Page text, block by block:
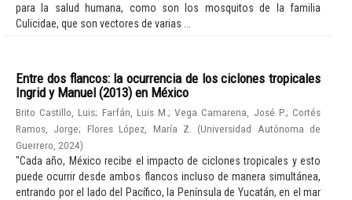
para la salud humana, como son los mosquitos de la familia
Culicidae, que son vectores de varias ...
Entre dos flancos: la ocurrencia de los ciclones tropicales
Ingrid y Manuel (2013) en México
Brito Castillo, Luis; Farfán, Luis M.;Vega Camarena, José P.;Cortés
Ramos, Jorge; Flores López, María Z. (Universidad Autónoma de
Guerrero 2024)
"Cada año, México recibe el impacto de ciclones tropicales y esto
puede ocurrir desde ambos flancos incluso de manera simultánea,
entrando por el lado del Pacífico, la Península de Yucatán, en el mar